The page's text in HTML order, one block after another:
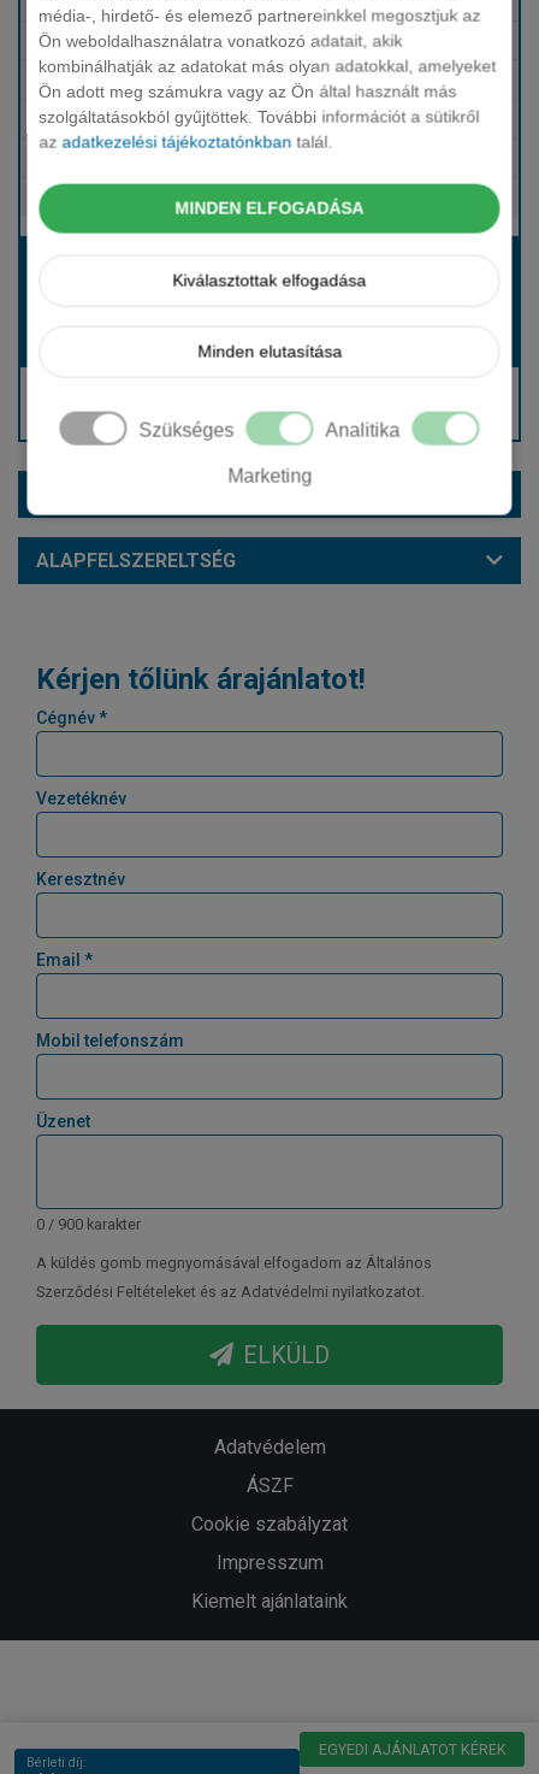
média-, hirdető- és elemező partnereinkkel megosztjuk az
Ön weboldalhasználatra vonatkozó adatait, akik
kombinálhatják az adatokat más olyan adatokkal, amelyeket
Ön adott meg számukra vagy az Ön által használt más
szolgáltatásokból gyűjtöttek. További információt a sütikről
azadatkezelési tájékoztatónkban talál.
MINDEN ELFOGADÁSA
Kiválasztottak elfogadása
Minden elutasítása
Szükséges Analitika
Marketing
Karbantartás, szerviz
Téli-nyári gumi Tartalmazza
Biztosítások (KGFB, Casco, GAP) Tartalmazza
Gépjármű- és cégautóadó
Tartalmazza
Hívjon bennünket!
Induló bérleti díj:
Kérjen visszahívást!
ALAPFELSZERELTSÉG
Bérleti díj:
EGYEDI AJÁNLATOT KÉREK
Kérjen tőlünk árajánlatot!
Cégnév *
Vezetéknév
Keresztnév
Email *
Mobil telefonszám
Üzenet
0 / 900 karakter
A küldés gomb megnyomásával elfogadom az Általános
Szerződési Feltételeket és az Adatvédelmi nyilatkozatot.
ELKÜLD
Adatvédelem
ÁSZF
Cookie szabályzat
Impresszum
Kiemelt ajánlataink